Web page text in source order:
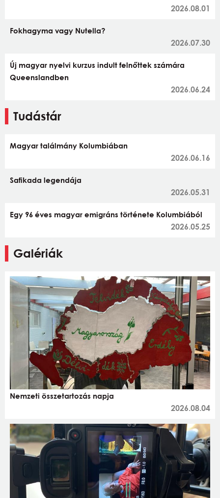
2026.08.01
Fokhagyma vagy Nutella?
2026.07.30
Új magyar nyelvi kurzus indult felnőttek számára
Queenslandben
2026.06.24
Tudástár
Magyar találmány Kolumbiában
2026.06.16
Safikada legendája
2026.05.31
Egy 96 éves magyar emigráns története Kolumbiából
2026.05.25
Galériák
Nemzeti összetartozás napja
2026.08.04